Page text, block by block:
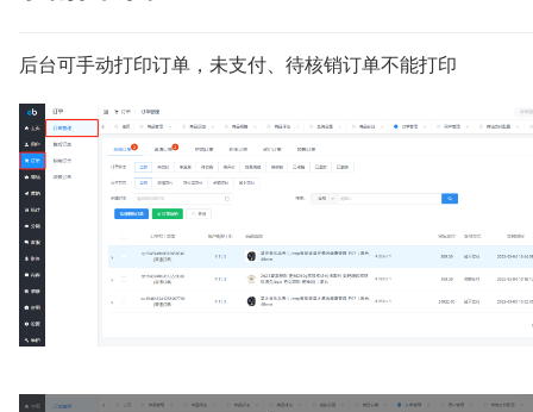
后台可手动打印订单，未支付、待核销订单不能打印